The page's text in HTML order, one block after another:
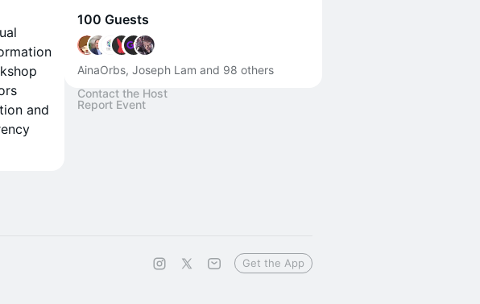
and
100 Guests
AinaOrbs, Joseph Lam and 98 others
Contact the Host
Report Event
Get the App